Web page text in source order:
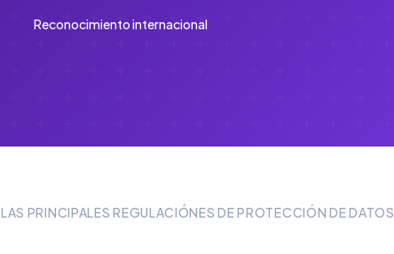
Reconocimiento internacional
PRINCIPALES REGULACIÓNES DE PROTECCIÓN DE DATOS